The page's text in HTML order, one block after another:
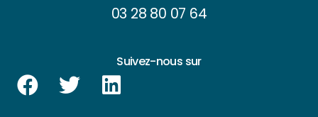
03 28 80 07 64
Suivez-nous sur